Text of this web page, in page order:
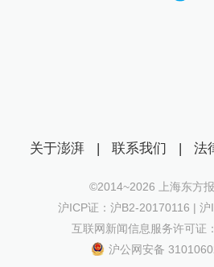
关于澎湃 | 联系我们 | 法
©2014~2026 上海东方
沪ICP证：沪B2-20170116 |
互联网新闻信息服务许可证
沪公网安备